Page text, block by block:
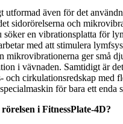
utformad även för det
sidorörelserna och
söker en vibrationsplatta för
med att stimulera
mikrovibrationerna ger små
i vävnaden. Samtidigt är
och cirkulationsredskap med
för bara ett enda
i FitnessPlate-4D?